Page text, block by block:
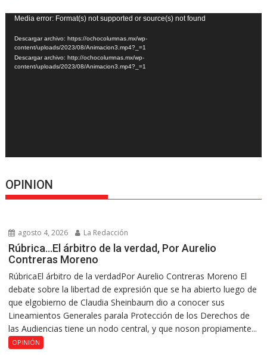
Reproductor
de
vídeo
Media error: Format(s) not supported or source(s) not found
Descargar archivo: https://ochocolumnas.mx/wp-
content/uploads/2023/08/Animacion3.mp4?_=1
Descargar archivo: http://ochocolumnas.mx/wp-
content/uploads/2023/08/Animacion3.mp4?_=1
OPINION
agosto 4, 2026 La Redacción
Rúbrica…El árbitro de la verdad, Por Aurelio
Contreras Moreno
RúbricaEl árbitro de la verdadPor Aurelio Contreras Moreno El
debate sobre la libertad de expresión que se ha abierto luego de
que elgobierno de Claudia Sheinbaum dio a conocer sus
Lineamientos Generales parala Protección de los Derechos de
las Audiencias tiene un nodo central, y que noson propiamente...
OPINIÓN